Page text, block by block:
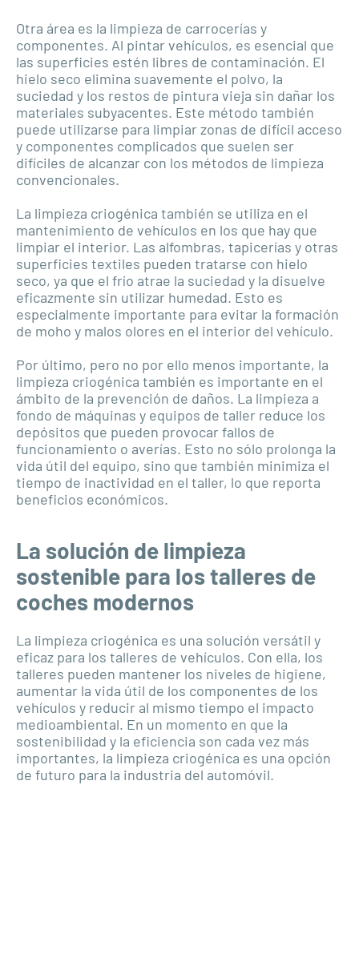
Otra área es la limpieza de carrocerías y
componentes. Al pintar vehículos, es esencial que
las superficies estén libres de contaminación. El
hielo seco elimina suavemente el polvo, la
suciedad y los restos de pintura vieja sin dañar los
materiales subyacentes. Este método también
puede utilizarse para limpiar zonas de difícil acceso
y componentes complicados que suelen ser
difíciles de alcanzar con los métodos de limpieza
convencionales.
La limpieza criogénica también se utiliza en el
mantenimiento de vehículos en los que hay que
limpiar el interior. Las alfombras, tapicerías y otras
superficies textiles pueden tratarse con hielo
seco, ya que el frío atrae la suciedad y la disuelve
eficazmente sin utilizar humedad. Esto es
especialmente importante para evitar la formación
de moho y malos olores en el interior del vehículo.
Por último, pero no por ello menos importante, la
limpieza criogénica también es importante en el
ámbito de la prevención de daños. La limpieza a
fondo de máquinas y equipos de taller reduce los
depósitos que pueden provocar fallos de
funcionamiento o averías. Esto no sólo prolonga la
vida útil del equipo, sino que también minimiza el
tiempo de inactividad en el taller, lo que reporta
beneficios económicos.
La solución de limpieza
sostenible para los talleres de
coches modernos
La limpieza criogénica es una solución versátil y
eficaz para los talleres de vehículos. Con ella, los
talleres pueden mantener los niveles de higiene,
aumentar la vida útil de los componentes de los
vehículos y reducir al mismo tiempo el impacto
medioambiental. En un momento en que la
sostenibilidad y la eficiencia son cada vez más
importantes, la limpieza criogénica es una opción
de futuro para la industria del automóvil.